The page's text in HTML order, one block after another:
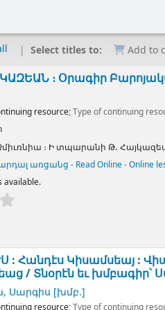
Select titles to: Add to
։ Օրագիր
resource; Type of continuing
։ Ի տպարանի Թ․
առցանց - Read Online - Online
available.
: Հանդէս Կիսամսեայ :
/ Տնօրէն եւ
Սարգիս [խմբ.]
resource; Type of continuing